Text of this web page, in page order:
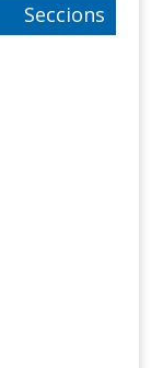
Seccions